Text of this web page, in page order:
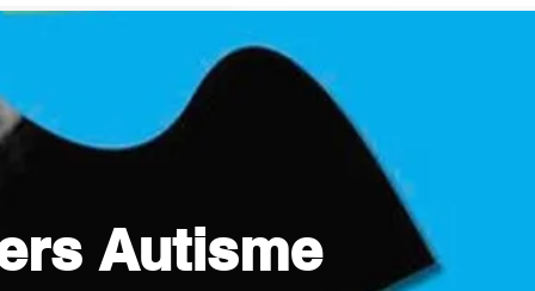
Autisme